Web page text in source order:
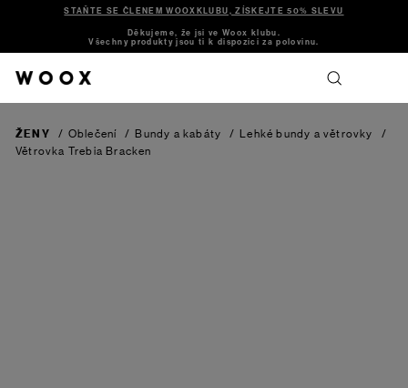
STAŇTE SE ČLENEM WOOXKLUBU, ZÍSKEJTE 50% SLEVU
Děkujeme, že jsi ve Woox klubu.
Všechny produkty jsou ti k dispozici za polovinu.
ŽENY / Oblečení / Bundy a kabáty / Lehké bundy a větrovky
/
Větrovka Trebia Bracken